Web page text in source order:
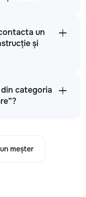
un
și
categoria
meșter